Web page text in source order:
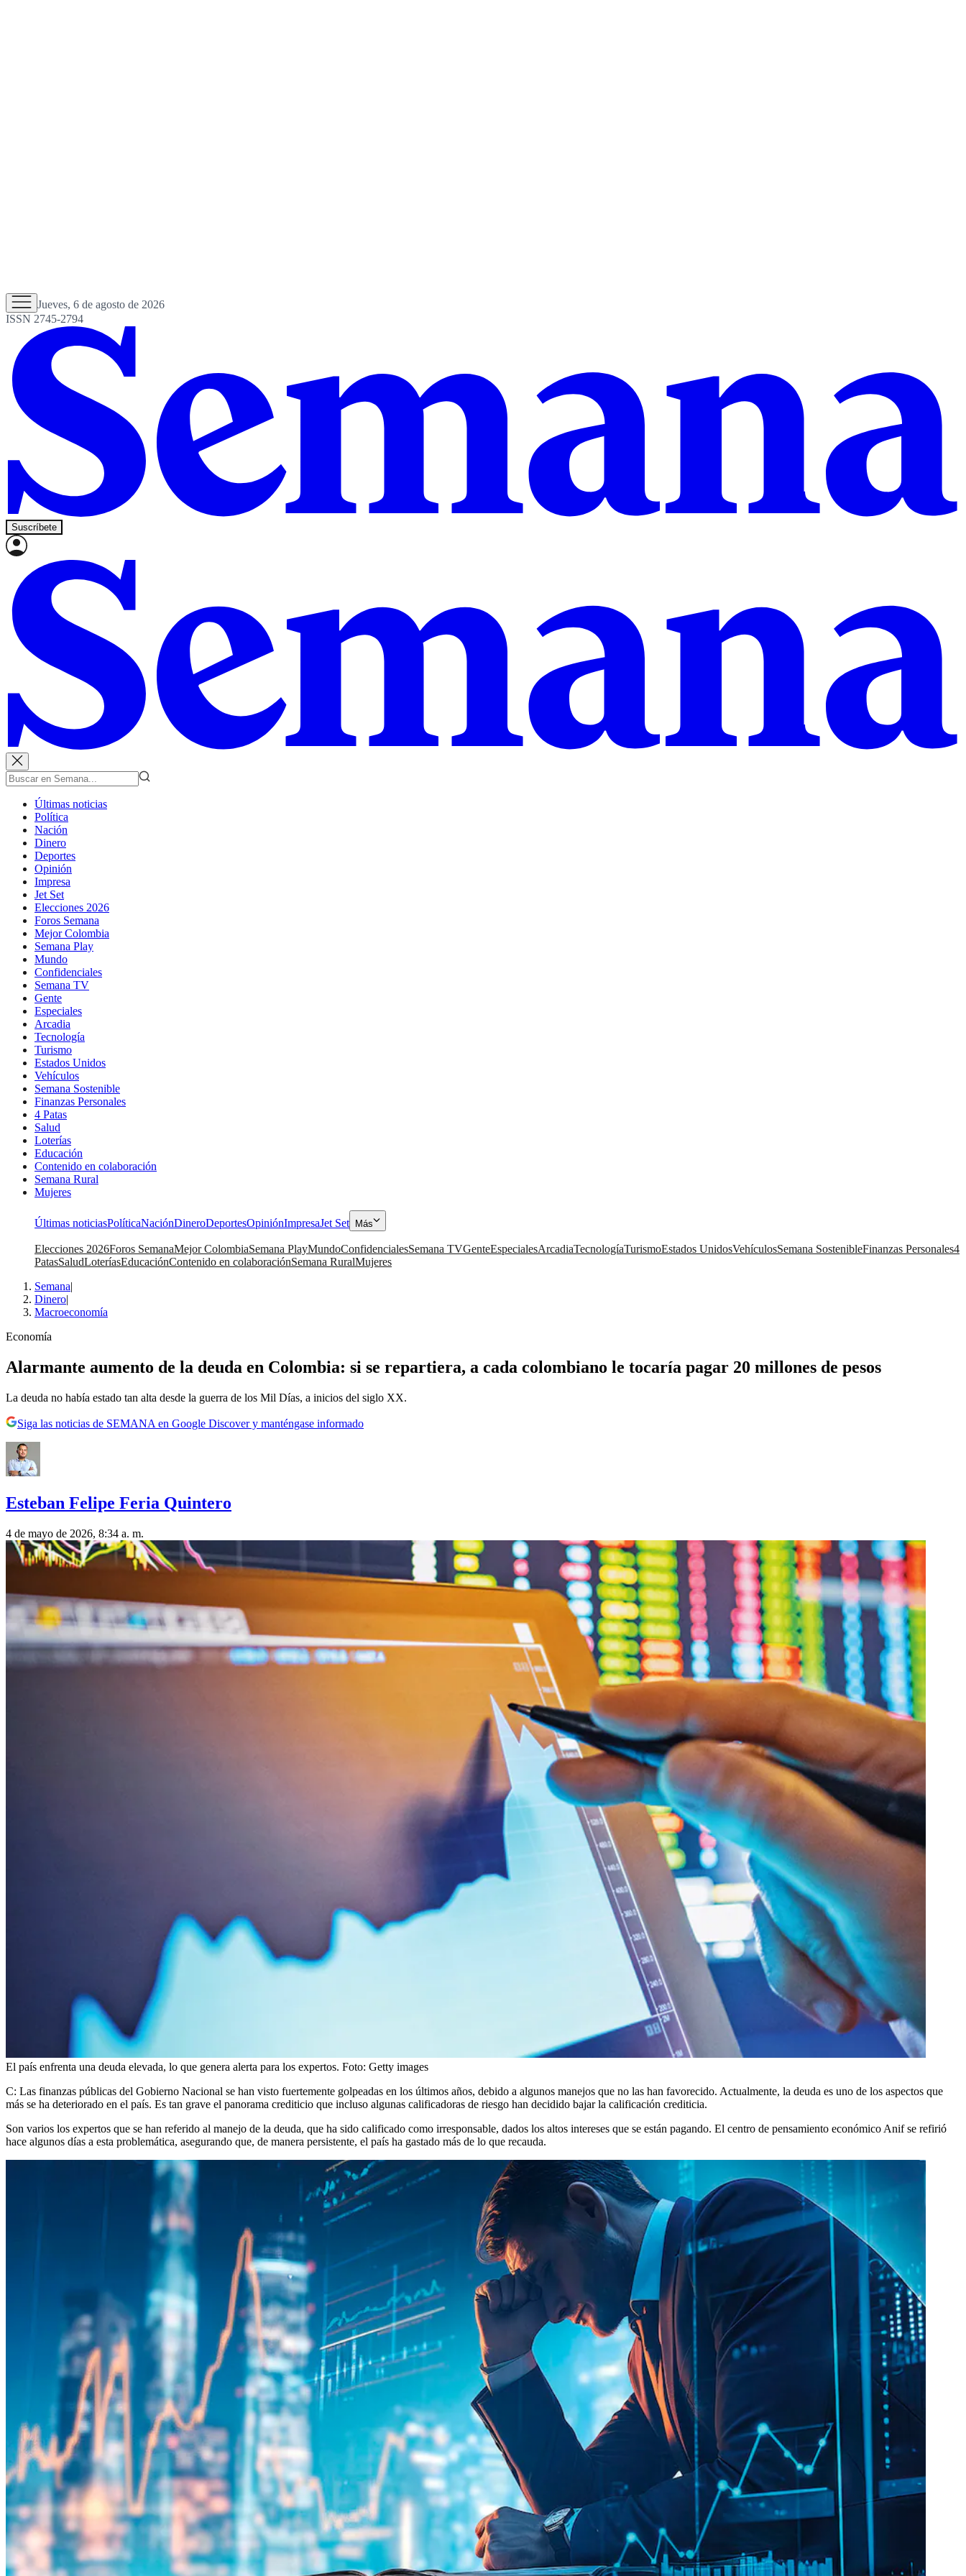
Jueves, 6 de agosto de 2026
ISSN 2745-2794
Suscríbete
Últimas noticias
Política
Nación
Dinero
Deportes
Opinión
Impresa
Jet Set
Elecciones 2026
Foros Semana
Mejor Colombia
Semana Play
Mundo
Confidenciales
Semana TV
Gente
Especiales
Arcadia
Tecnología
Turismo
Estados Unidos
Vehículos
Semana Sostenible
Finanzas Personales
4 Patas
Salud
Loterías
Educación
Contenido en colaboración
Semana Rural
Mujeres
Últimas noticiasPolíticaNaciónDineroDeportesOpiniónImpresaJet Set Más
Elecciones 2026Foros SemanaMejor ColombiaSemana PlayMundoConfidencialesSemana TVGenteEspecialesArcadiaTecnologíaTurismoEstados UnidosVehículosSemana SostenibleFinanzas Personales4
PatasSaludLoteríasEducaciónContenido en colaboraciónSemana RuralMujeres
Semana|
Dinero|
Macroeconomía
Economía
Alarmante aumento de la deuda en Colombia: si se repartiera, a cada colombiano le tocaría pagar 20 millones de pesos
La deuda no había estado tan alta desde la guerra de los Mil Días, a inicios del siglo XX.
Siga las noticias de SEMANA en Google Discover y manténgase informado
Esteban Felipe Feria Quintero
4 de mayo de 2026, 8:34 a. m.
El país enfrenta una deuda elevada, lo que genera alerta para los expertos. Foto: Getty images
C: Las finanzas públicas del Gobierno Nacional se han visto fuertemente golpeadas en los últimos años, debido a algunos manejos que no las han favorecido. Actualmente, la deuda es uno de los aspectos que
más se ha deteriorado en el país. Es tan grave el panorama crediticio que incluso algunas calificadoras de riesgo han decidido bajar la calificación crediticia.
Son varios los expertos que se han referido al manejo de la deuda, que ha sido calificado como irresponsable, dados los altos intereses que se están pagando. El centro de pensamiento económico Anif se refirió
hace algunos días a esta problemática, asegurando que, de manera persistente, el país ha gastado más de lo que recauda.